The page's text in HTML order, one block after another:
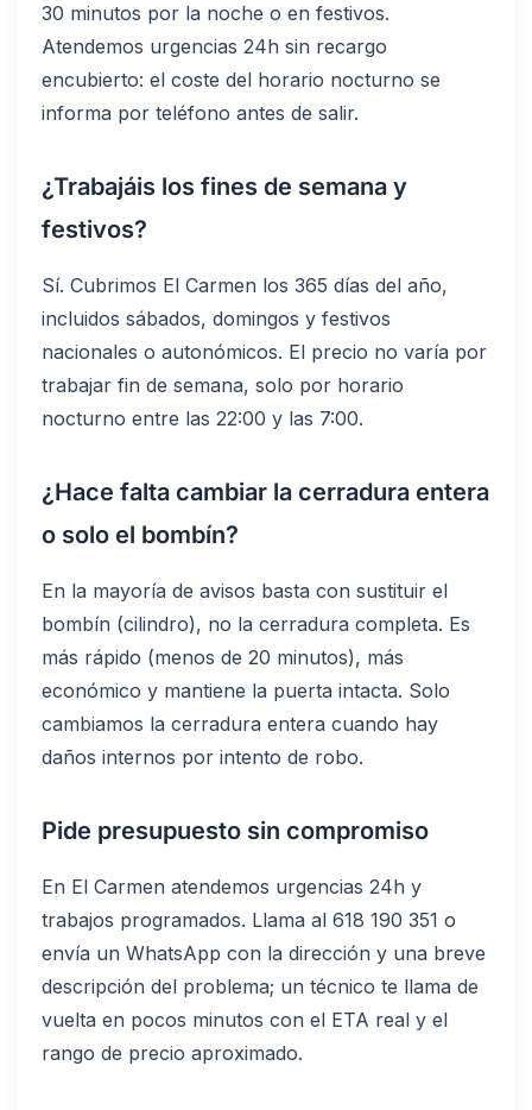
30 minutos por la noche o en festivos.
Atendemos urgencias 24h sin recargo
encubierto: el coste del horario nocturno se
informa por teléfono antes de salir.
¿Trabajáis los fines de semana y
festivos?
Sí. Cubrimos El Carmen los 365 días del año,
incluidos sábados, domingos y festivos
nacionales o autonómicos. El precio no varía por
trabajar fin de semana, solo por horario
nocturno entre las 22:00 y las 7:00.
¿Hace falta cambiar la cerradura entera
o solo el bombín?
En la mayoría de avisos basta con sustituir el
bombín (cilindro), no la cerradura completa. Es
más rápido (menos de 20 minutos), más
económico y mantiene la puerta intacta. Solo
cambiamos la cerradura entera cuando hay
daños internos por intento de robo.
Pide presupuesto sin compromiso
En El Carmen atendemos urgencias 24h y
trabajos programados. Llama al 618 190 351 o
envía un WhatsApp con la dirección y una breve
descripción del problema; un técnico te llama de
vuelta en pocos minutos con el ETA real y el
rango de precio aproximado.